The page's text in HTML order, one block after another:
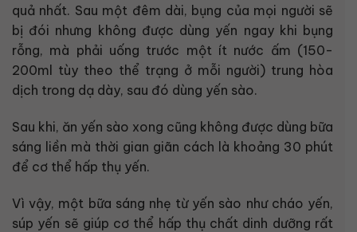
quả nhất. Sau một đêm dài, bụng của mọi người sẽ
bị đói nhưng không được dùng yến ngay khi bụng
rỗng, mà phải uống trước một ít nước ấm (150-
200ml tùy theo thể trạng ở mỗi người) trung hòa
dịch trong dạ dày, sau đó dùng yến sào.
Sau khi, ăn yến sào xong cũng không được dùng bữa
sáng liền mà thời gian giãn cách là khoảng 30 phút
để cơ thể hấp thụ yến.
Vì vậy, một bữa sáng nhẹ từ yến sào như cháo yến,
súp yến sẽ giúp cơ thể hấp thụ chất dinh dưỡng rất